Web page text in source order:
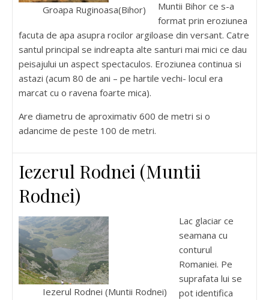
Groapa Ruginoasa(Bihor)
Muntii Bihor ce s-a
format prin eroziunea
facuta de apa asupra rocilor argiloase din versant. Catre
santul principal se indreapta alte santuri mai mici ce dau
peisajului un aspect spectaculos. Eroziunea continua si
astazi (acum 80 de ani – pe hartile vechi- locul era
marcat cu o ravena foarte mica).
Are diametru de aproximativ 600 de metri si o
adancime de peste 100 de metri.
Iezerul Rodnei (Muntii
Rodnei)
Iezerul Rodnei (Muntii Rodnei)
Lac glaciar ce
seamana cu
conturul
Romaniei. Pe
suprafata lui se
pot identifica